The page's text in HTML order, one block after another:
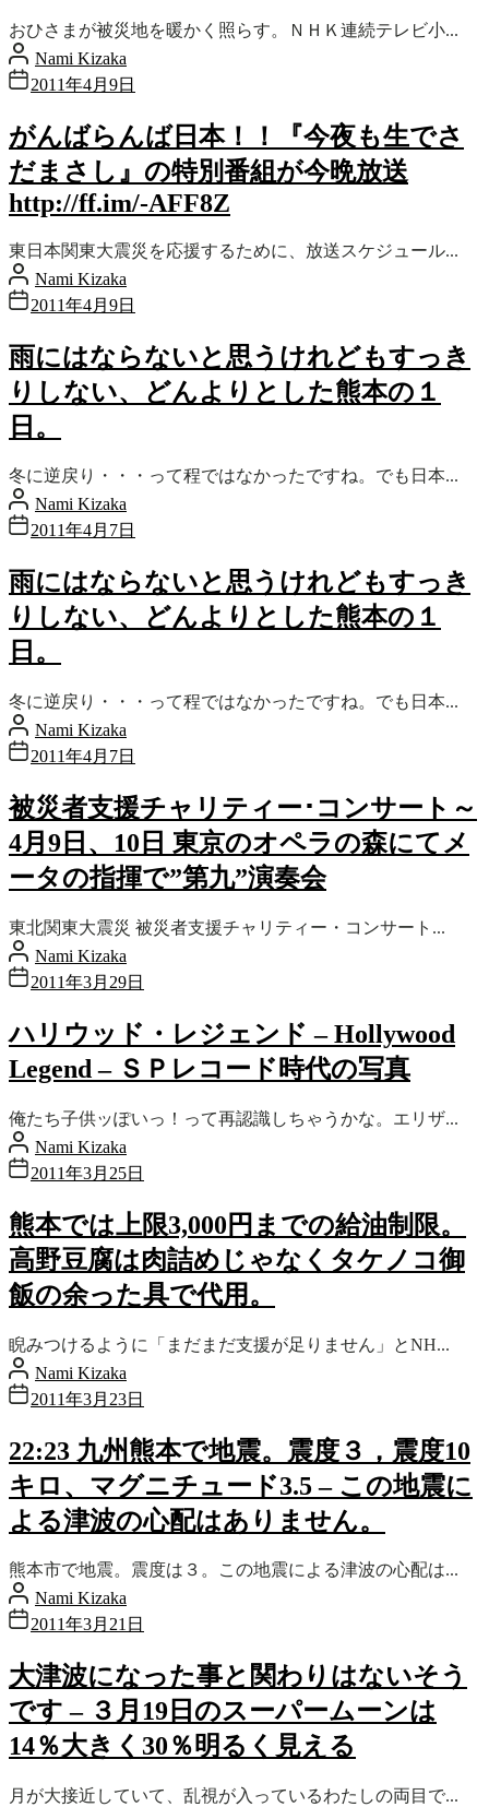
おひさまが被災地を暖かく照らす。ＮＨＫ連続テレビ小...
Nami Kizaka
2011年4月9日
がんばらんば日本！！『今夜も生でさ
だまさし』の特別番組が今晩放送
http://ff.im/-AFF8Z
東日本関東大震災を応援するために、放送スケジュール...
Nami Kizaka
2011年4月9日
雨にはならないと思うけれどもすっき
りしない、どんよりとした熊本の１
日。
冬に逆戻り・・・って程ではなかったですね。でも日本...
Nami Kizaka
2011年4月7日
雨にはならないと思うけれどもすっき
りしない、どんよりとした熊本の１
日。
冬に逆戻り・・・って程ではなかったですね。でも日本...
Nami Kizaka
2011年4月7日
被災者支援チャリティー･コンサート～
4月9日、10日 東京のオペラの森にてメ
ータの指揮で”第九”演奏会
東北関東大震災 被災者支援チャリティー・コンサート...
Nami Kizaka
2011年3月29日
ハリウッド・レジェンド – Hollywood
Legend – ＳＰレコード時代の写真
俺たち子供ッぽいっ！って再認識しちゃうかな。エリザ...
Nami Kizaka
2011年3月25日
熊本では上限3,000円までの給油制限。
高野豆腐は肉詰めじゃなくタケノコ御
飯の余った具で代用。
睨みつけるように「まだまだ支援が足りません」とNH...
Nami Kizaka
2011年3月23日
22:23 九州熊本で地震。震度３，震度10
キロ、マグニチュード3.5 – この地震に
よる津波の心配はありません。
熊本市で地震。震度は３。この地震による津波の心配は...
Nami Kizaka
2011年3月21日
大津波になった事と関わりはないそう
です – ３月19日のスーパームーンは
14％大きく30％明るく見える
月が大接近していて、乱視が入っているわたしの両目で...